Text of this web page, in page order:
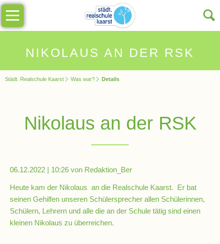
NIKOLAUS AN DER RSK
Navigation
überspringen
Unsere
Schule
Schulinfos
Allgemeine
Impressionen
Schulleitung
Kollegium
Städt. Realschule Kaarst Was war? Details
Nikolaus an der RSK
06.12.2022 | 10:26 von Redaktion_Ber
Heute kam der Nikolaus an die Realschule Kaarst. Er bat
seinen Gehilfen unseren Schülersprecher allen Schülerinnen,
Schülern, Lehrern und alle die an der Schule tätig sind einen
kleinen Nikolaus zu überreichen.